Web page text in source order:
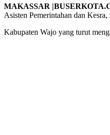
MAKASSAR
Asisten Pemerintahan dan
Kabupaten Wajo yang turut